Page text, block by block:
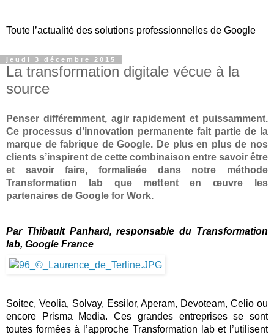
Toute l’actualité des solutions professionnelles de Google
jeudi 3 décembre 2015
La transformation digitale vécue à la
source
Penser différemment, agir rapidement et puissamment.
Ce processus d’innovation permanente fait partie de la
marque de fabrique de Google. De plus en plus de nos
clients s’inspirent de cette combinaison entre savoir être
et savoir faire, formalisée dans notre méthode
Transformation lab que mettent en œuvre les
partenaires de Google for Work.
Par Thibault Panhard, responsable du Transformation
lab, Google France
Soitec, Veolia, Solvay, Essilor, Aperam, Devoteam, Celio ou
encore Prisma Media. Ces grandes entreprises se sont
toutes formées à l’approche Transformation lab et l’utilisent